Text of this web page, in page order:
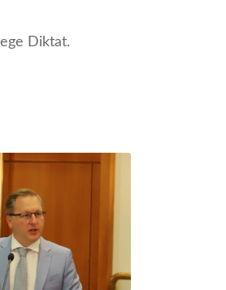
Diktat.